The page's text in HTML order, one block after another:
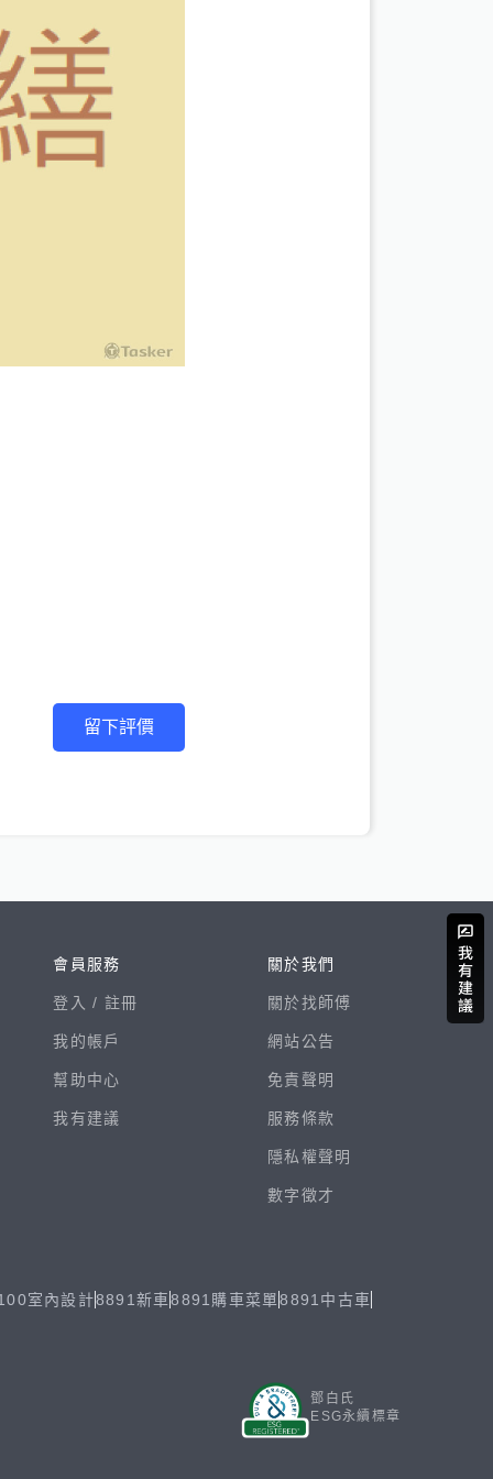
留下評價
會員服務
登入 / 註冊
我的帳戶
幫助中心
我有建議
關於我們
關於找師傅
網站公告
免責聲明
服務條款
隱私權聲明
數字徵才
室內設計8891新車 8891購車菜單 8891中古車
鄧白氏
ESG永續標章